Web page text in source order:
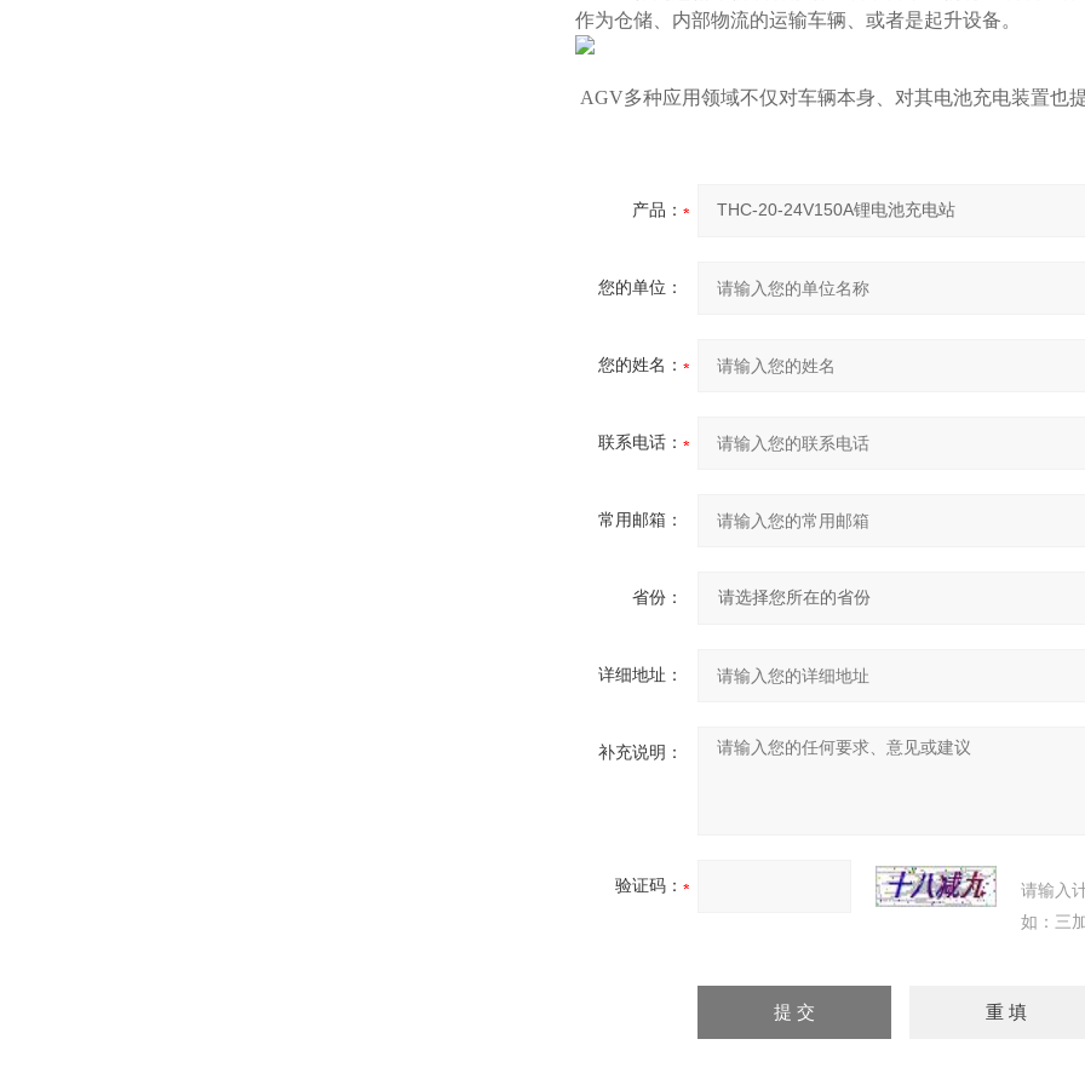
作为仓储、内部物流的运输车辆、或者是起升设备。
AGV多种应用领域不仅对车辆本身、对其电池充电装置也
产品：
您的单位：
您的姓名：
联系电话：
常用邮箱：
省份：
详细地址：
补充说明：
验证码：
请输入
如：三